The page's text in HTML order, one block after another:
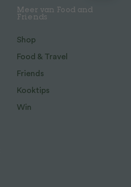
Meer van Food and
Friends
Shop
Food & Travel
Friends
Kooktips
Win